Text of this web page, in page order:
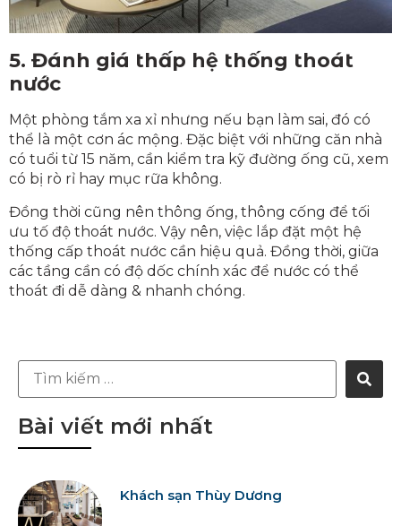
5. Đánh giá thấp hệ thống thoát
nước
Một phòng tắm xa xỉ nhưng nếu bạn làm sai, đó có
thể là một cơn ác mộng. Đặc biệt với những căn nhà
có tuổi từ 15 năm, cần kiểm tra kỹ đường ống cũ, xem
có bị rò rỉ hay mục rữa không.
Đồng thời cũng nên thông ống, thông cống để tối
ưu tố độ thoát nước. Vậy nên, việc lắp đặt một hệ
thống cấp thoát nước cần hiệu quả. Đồng thời, giữa
các tầng cần có độ dốc chính xác để nước có thể
thoát đi dễ dàng & nhanh chóng.
Bài viết mới nhất
Khách sạn Thùy Dương